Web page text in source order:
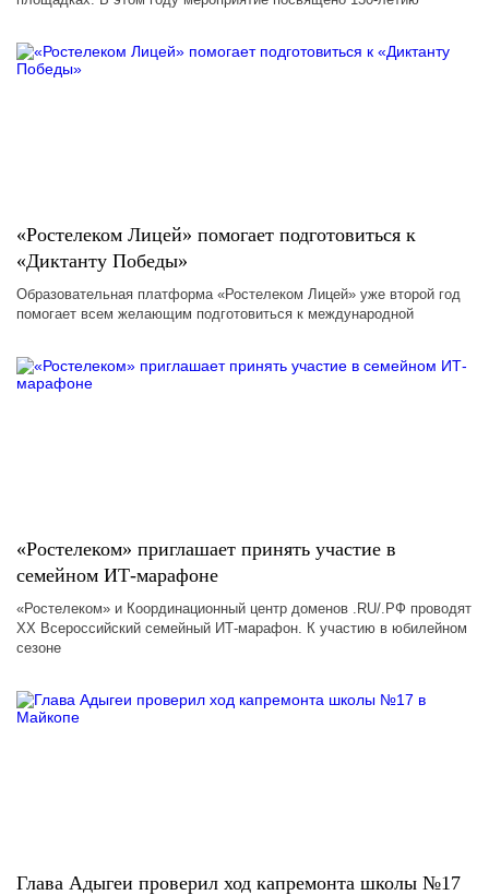
«Ростелеком Лицей» помогает подготовиться к
«Диктанту Победы»
Образовательная платформа «Ростелеком Лицей» уже второй год
помогает всем желающим подготовиться к международной
«Ростелеком» приглашает принять участие в
семейном ИТ-марафоне
«Ростелеком» и Координационный центр доменов .RU/.РФ проводят
XX Всероссийский семейный ИТ-марафон. К участию в юбилейном
сезоне
Глава Адыгеи проверил ход капремонта школы №17